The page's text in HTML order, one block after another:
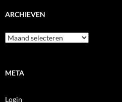
ARCHIEVEN
Archieven
META
Login